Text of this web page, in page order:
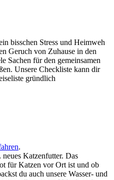
bisschen Stress und Heimweh
Geruch von Zuhause in den
Sachen für den gemeinsamen
Unsere Checkliste kann dir
gründlich
.
Katzenfutter. Das
für Katzen vor Ort ist und ob
du auch unsere Wasser- und